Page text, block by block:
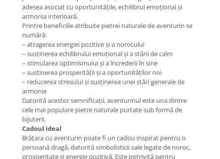
adesea asociat cu oportunitățile, echilibrul emoțional și
armonia interioară.
Printre beneficiile atribuite pietrei naturale de aventurin se
numără:
– atragerea energiei pozitive și a norocului
– susținerea echilibrului emoțional și a stării de calm
– stimularea optimismului și a încrederii în sine
– susținerea prosperității și a oportunităților noi
– reducerea stresului și susținerea unei stări generale de
armonie
Datorită acestor semnificații, aventurinul este una dintre
cele mai populare pietre naturale purtate sub formă de
bijuterii.
Cadoul ideal
Brățara cu aventurin poate fi un cadou inspirat pentru o
persoană dragă, datorită simbolisticii sale legate de noroc,
prosperitate și energie pozitivă. Este potrivită pentru